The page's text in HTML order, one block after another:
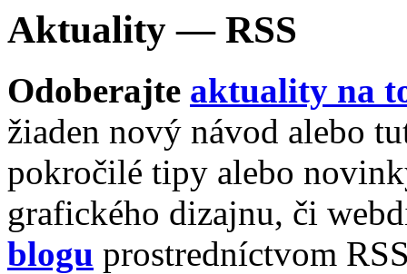
Aktuality — RSS
Odoberajte aktuality na
žiaden nový návod alebo
pokročilé tipy alebo
grafického dizajnu, či
blogu prostredníctvom